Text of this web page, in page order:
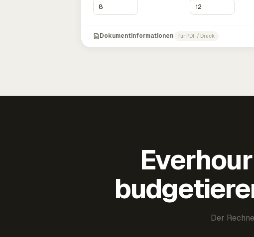
Dokumentinformationen für PDF / Druck
Der